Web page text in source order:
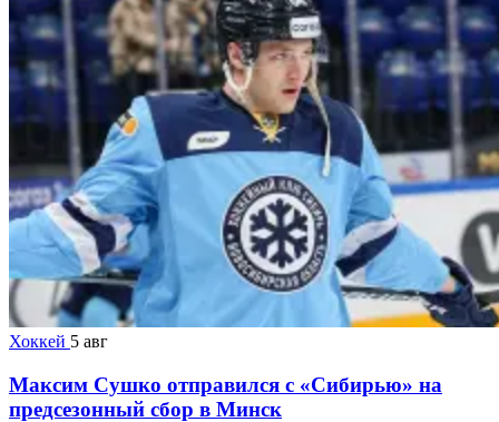
Хоккей 5 авг
Максим Сушко отправился с «Сибирью» на
предсезонный сбор в Минск